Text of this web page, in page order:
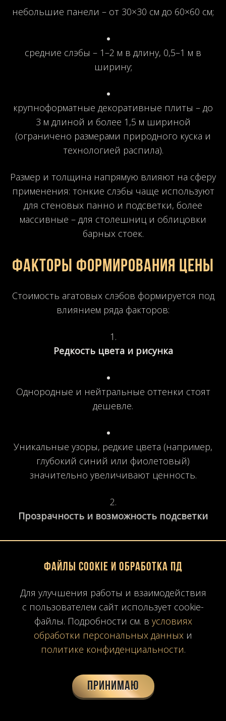
небольшие панели – от 30×30 см до 60×60 см;
средние слэбы – 1–2 м в длину, 0,5–1 м в
ширину;
крупноформатные декоративные плиты – до
3 м длиной и более 1,5 м шириной
(ограничено размерами природного куска и
технологией распила).
Размер и толщина напрямую влияют на сферу
применения: тонкие слэбы чаще используют
для стеновых панно и подсветки, более
массивные – для столешниц и облицовки
барных стоек.
Факторы формирования цены
Стоимость агатовых слэбов формируется под
влиянием ряда факторов:
Редкость цвета и рисунка
Однородные и нейтральные оттенки стоят
дешевле.
Уникальные узоры, редкие цвета (например,
глубокий синий или фиолетовый)
значительно увеличивают ценность.
Прозрачность и возможность подсветки
востребованы в интерьерном дизайне
Чем выше равномерность пропускания
света, тем выше стоимость.
Размер слэба
Файлы Cookie и обработка ПД
Для улучшения работы и взаимодействия
с пользователем сайт использует cookie-
файлы. Подробности см. в условиях
обработки персональных данных и
политике конфиденциальности.
Принимаю